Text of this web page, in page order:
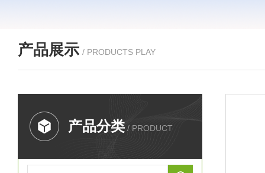
产品展示 / PRODUCTS PLAY
产品分类 / PRODUCT